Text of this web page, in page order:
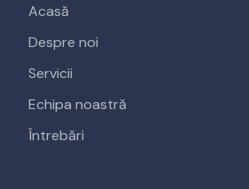
Acasă
Despre noi
Servicii
Echipa noastră
Întrebări